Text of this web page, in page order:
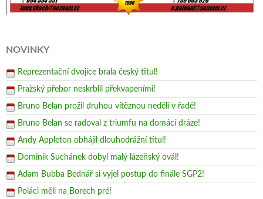
NOVINKY
Reprezentační dvojice brala český titul!
Pražský přebor neskrblil překvapeními!
Bruno Belan prožil druhou vítěznou neděli v řadě!
Bruno Belan se radoval z triumfu na domácí dráze!
Andy Appleton obhájil dlouhodrážní titul!
Dominik Suchánek dobyl malý lázeňský ovál!
Adam Bubba Bednář si vyjel postup do finále SGP2!
Poláci měli na Borech pré!